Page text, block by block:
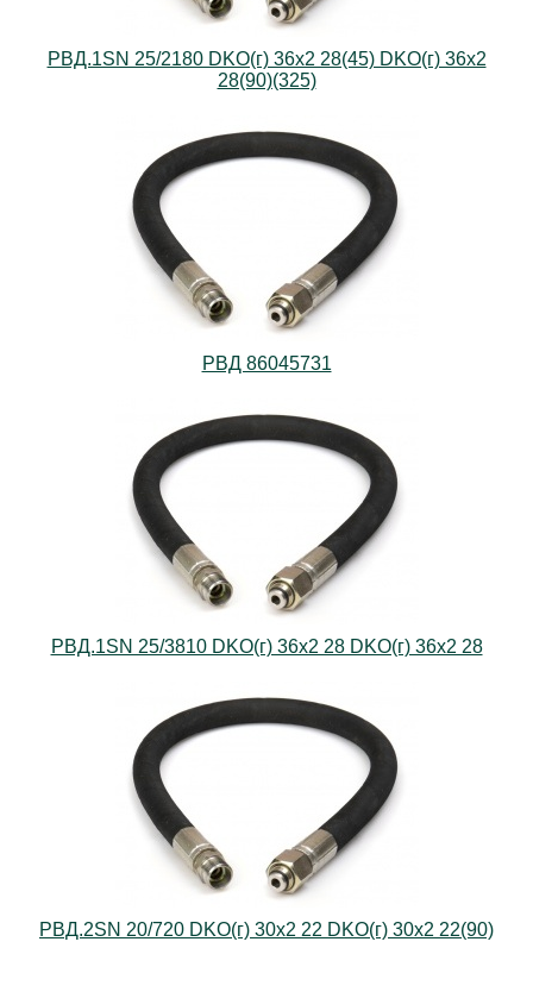
РВД.1SN 25/2180 DKO(г) 36х2 28(45) DKO(г) 36х2
28(90)(325)
РВД 86045731
РВД.1SN 25/3810 DKO(г) 36х2 28 DKO(г) 36х2 28
РВД.2SN 20/720 DKO(г) 30х2 22 DKO(г) 30х2 22(90)